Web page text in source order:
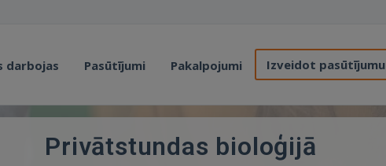
darbojas Pasūtījumi Pakalpojumi Izveidot pasūtījumu
Privātstundas bioloģijā